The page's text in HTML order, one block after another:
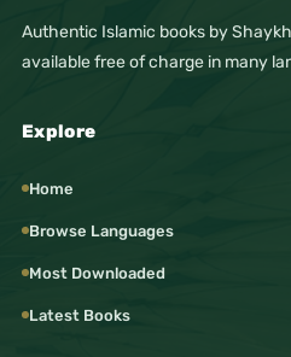
Authentic Islamic books by
available free of charge in many
Explore
Home
Browse Languages
Most Downloaded
Latest Books